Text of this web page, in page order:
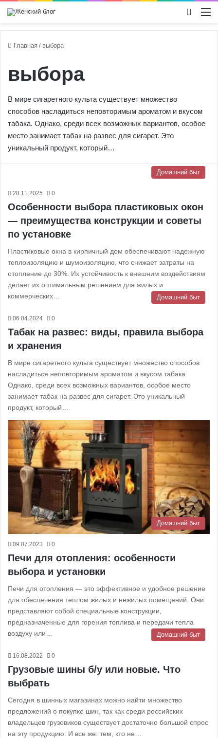
Главная / выбора
выбора
В мире сигаретного культа существует множество
способов насладиться неповторимым ароматом и вкусом
табака. Однако, среди всех возможных вариантов, особое
место занимает табак на развес для сигарет. Это
уникальный продукт, который…
Домашний быт
28.11.2025 0
Особенности выбора пластиковых окон
— преимущества конструкции и советы
по установке
Пластиковые окна в кирпичный дом обеспечивают надежную
теплоизоляцию и шумоизоляцию, что снижает затраты на
отопление до 30%. Их устойчивость к внешним воздействиям
делает их оптимальным решением для жилых и
коммерческих…
Домашний быт
06.04.2024 0
Табак на развес: виды, правила выбора
и хранения
В мире сигаретного культа существует множество способов
насладиться неповторимым ароматом и вкусом табака.
Однако, среди всех возможных вариантов, особое место
занимает табак на развес для сигарет. Это уникальный
продукт, который…
Домашний быт
09.07.2023 0
Печи для отопления: особенности
выбора и установки
Печи для отопления — это эффективное и удобное решение
для обеспечения теплом жилых и нежилых помещений. Они
представляют собой специальные конструкции,
предназначенные для горения топлива и передачи тепла
воздуху или…
Домашний быт
16.08.2022 0
Грузовые шины б/у или новые. Что
выбрать
Сегодня в шинных магазинах можно найти множество
предложений о покупке шин, так как среди российских
владельцев грузовиков существует достаточно большой спрос
на эту продукцию. И все же: тем, кто не…